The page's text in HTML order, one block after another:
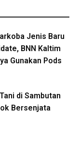
Jenis Baru
BNN Kaltim
Gunakan Pods
di Sambutan
Bersenjata